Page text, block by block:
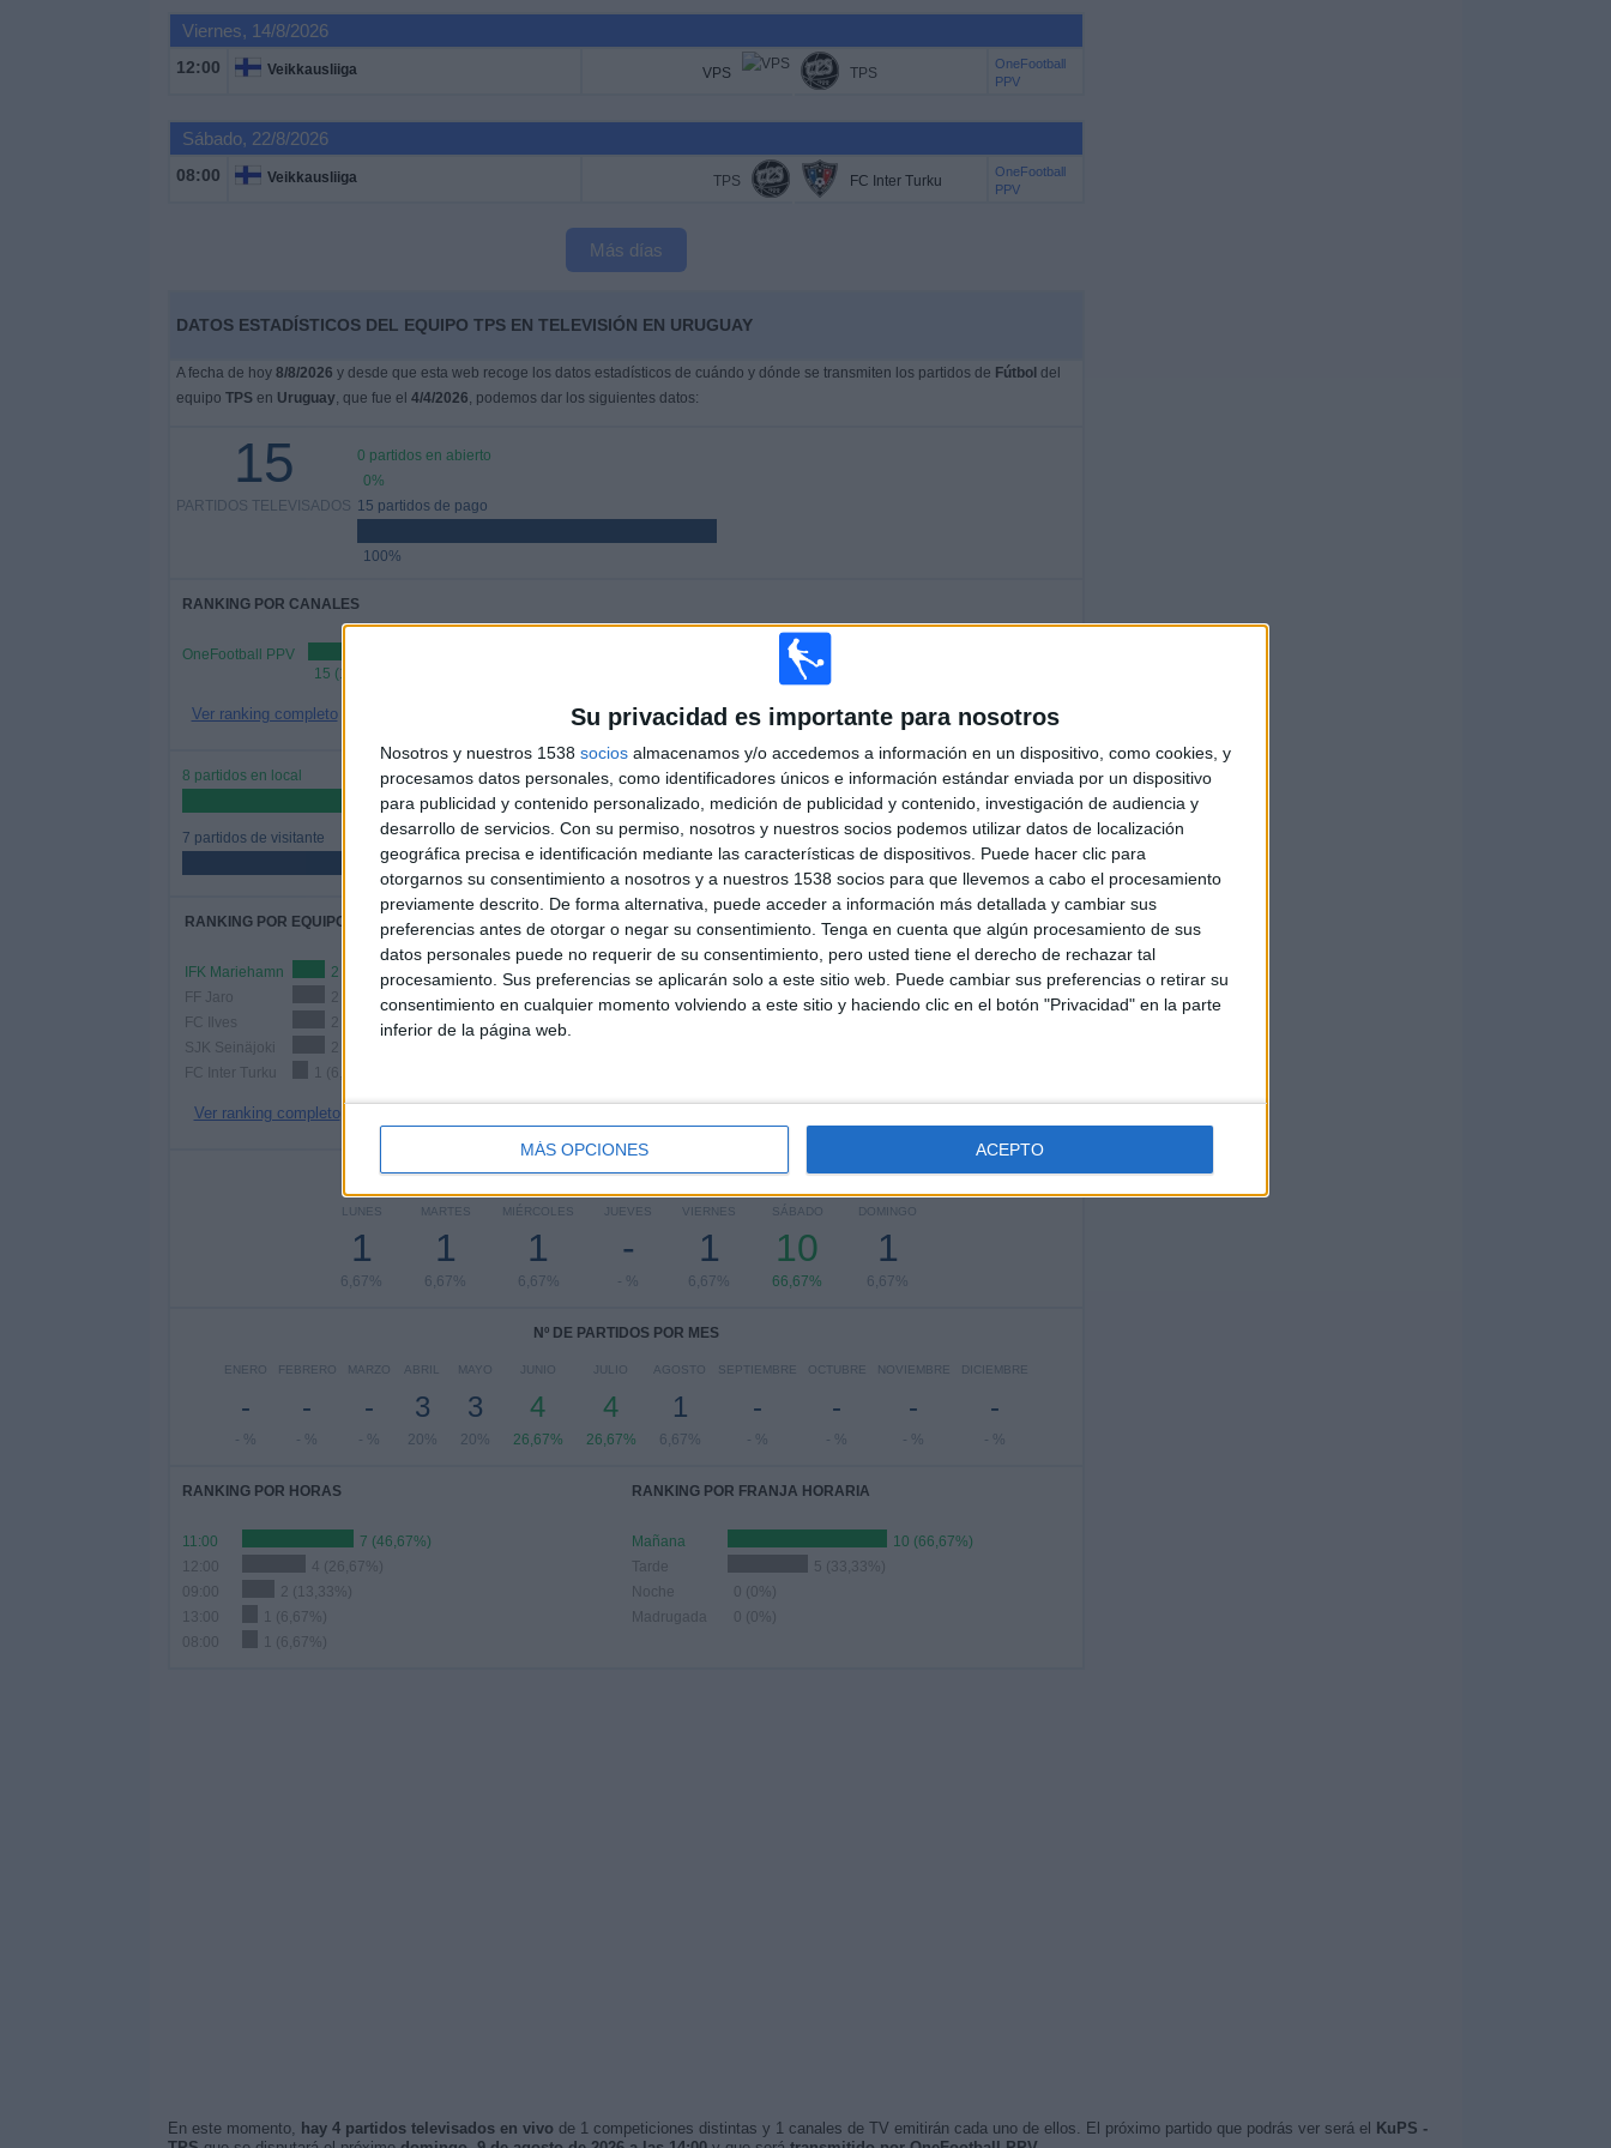
Su privacidad es importante para nosotros
Nosotros y nuestros 1538 socios almacenamos y/o accedemos a información en un dispositivo, como cookies, y
procesamos datos personales, como identificadores únicos e información estándar enviada por un dispositivo
para publicidad y contenido personalizado, medición de publicidad y contenido, investigación de audiencia y
desarrollo de servicios. Con su permiso, nosotros y nuestros socios podemos utilizar datos de localización
geográfica precisa e identificación mediante las características de dispositivos. Puede hacer clic para
otorgarnos su consentimiento a nosotros y a nuestros 1538 socios para que llevemos a cabo el procesamiento
previamente descrito. De forma alternativa, puede acceder a información más detallada y cambiar sus
preferencias antes de otorgar o negar su consentimiento. Tenga en cuenta que algún procesamiento de sus
datos personales puede no requerir de su consentimiento, pero usted tiene el derecho de rechazar tal
procesamiento. Sus preferencias se aplicarán solo a este sitio web. Puede cambiar sus preferencias o retirar su
consentimiento en cualquier momento volviendo a este sitio y haciendo clic en el botón "Privacidad" en la parte
inferior de la página web.
MÁS OPCIONES ACEPTO
Viernes, 14/8/2026
12:00 Veikkausliiga VPS TPS
OneFootball
PPV
Sábado, 22/8/2026
08:00 Veikkausliiga TPS FC Inter Turku
OneFootball
PPV
Más días
DATOS ESTADÍSTICOS DEL EQUIPO TPS EN TELEVISIÓN EN URUGUAY
A fecha de hoy 8/8/2026 y desde que esta web recoge los datos estadísticos de cuándo y dónde se transmiten los partidos de Fútbol del
equipo TPSen Uruguay, que fue el 4/4/2026, podemos dar los siguientes datos:
15
PARTIDOS TELEVISADOS
0 partidos en abierto
0%
15 partidos de pago
100%
RANKING POR CANALES
OneFootball PPV
15 (100%)
Ver ranking completo CANALES TV
SIN PARTIDO
GRATUÍTO
PARTIDOS
CONSECUTIVOS
DE PAGO
8 partidos en local
53,33%
7 partidos de visitante
46,67%
TOTAL
11
RIVALES
MÁXIMO
2
VS IFK
Mariehamn
TOTAL
1
COMPETICIONES
RANKING POR EQUIPOS
IFK Mariehamn
2 (13,33%)
FF Jaro
2 (13,33%)
FC Ilves
2 (13,33%)
SJK Seinäjoki
2 (13,33%)
FC Inter Turku
1 (6,67%)
Ver ranking completo
RANKING POR COMPETICIONES
Veikkausliiga 15 (100%)
Ver ranking completo
Nº DE PARTIDOS POR DÍA DE LA SEMANA
LUNES
1
6,67%
MARTES
1
6,67%
MIÉRCOLES
1
6,67%
JUEVES
-
- %
VIERNES
1
6,67%
SÁBADO
10
66,67%
DOMINGO
1
6,67%
Nº DE PARTIDOS POR MES
ENERO
-
- %
FEBRERO
-
- %
MARZO
-
- %
ABRIL
3
20%
MAYO
3
20%
JUNIO
4
26,67%
JULIO
4
26,67%
AGOSTO
1
6,67%
SEPTIEMBRE
-
- %
OCTUBRE
-
- %
NOVIEMBRE
-
- %
DICIEMBRE
-
- %
RANKING POR HORAS
11:00
7 (46,67%)
12:00
4 (26,67%)
09:00
2 (13,33%)
13:00
1 (6,67%)
08:00
1 (6,67%)
RANKING POR FRANJA HORARIA
Mañana
10 (66,67%)
Tarde
5 (33,33%)
Noche
0 (0%)
Madrugada
0 (0%)
En este momento, hay 4 partidos televisados en vivo de 1 competiciones distintas y 1 canales de TV emitirán cada uno de ellos. El próximo partido que podrás ver será el
KuPS -